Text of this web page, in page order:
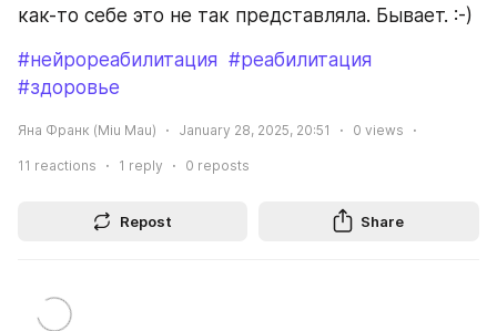
как-то себе это не так представляла. Бывает. :-)
#нейрореабилитация #реабилитация
#здоровье
Яна Франк (Miu Mau) January 28, 2025, 20:51 0 views
11 reactions 1 reply 0 reposts
Repost Share